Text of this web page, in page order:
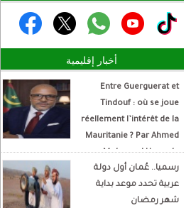
أخبار إقليمية
Entre Guerguerat et
Tindouf : où se joue
réellement l’intérêt de la
Mauritanie ? Par Ahmed
Mohamed Hamada
Écrivain et analyste
politique
رسميا.. عُمان أول دولة
عربية تحدد موعد بداية
شهر رمضان